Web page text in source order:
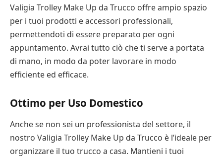
Valigia Trolley Make Up da Trucco offre ampio spazio
per i tuoi prodotti e accessori professionali,
permettendoti di essere preparato per ogni
appuntamento. Avrai tutto ciò che ti serve a portata
di mano, in modo da poter lavorare in modo
efficiente ed efficace.
Ottimo per Uso Domestico
Anche se non sei un professionista del settore, il
nostro Valigia Trolley Make Up da Trucco è l’ideale per
organizzare il tuo trucco a casa. Mantieni i tuoi